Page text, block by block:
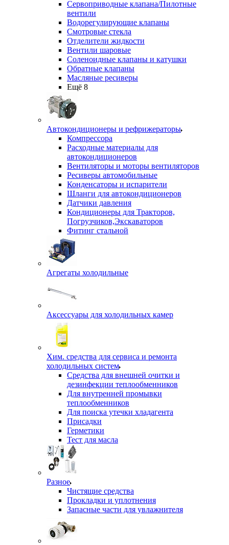
Сервоприводные клапана/Пилотные
вентили
Водорегулирующие клапаны
Смотровые стекла
Отделители жидкости
Вентили шаровые
Соленоидные клапаны и катушки
Обратные клапаны
Масляные ресиверы
Ещё 8
Автокондиционеры и рефрижераторы
Компрессора
Расходные материалы для
автокондиционеров
Вентиляторы и моторы вентиляторов
Ресиверы автомобильные
Конденсаторы и испарители
Шланги для автокондиционеров
Датчики давления
Кондиционеры для Тракторов,
Погрузчиков,Экскаваторов
Фитинг стальной
Агрегаты холодильные
Аксессуары для холодильных камер
Хим. средства для сервиса и ремонта
холодильных систем
Средства для внешней очитки и
дезинфекции теплообменников
Для внутренней промывки
теплообменников
Для поиска утечки хладагента
Присадки
Герметики
Тест для масла
Разное
Чистящие средства
Прокладки и уплотнения
Запасные части для увлажнителя